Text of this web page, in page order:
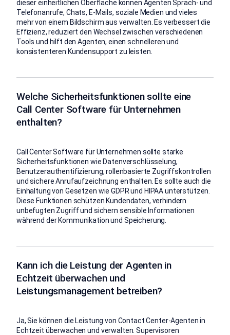
dieser einheitlichen Oberfläche können Agenten Sprach- und
Telefonanrufe, Chats, E-Mails, soziale Medien und vieles
mehr von einem Bildschirm aus verwalten. Es verbessert die
Effizienz, reduziert den Wechsel zwischen verschiedenen
Tools und hilft den Agenten, einen schnelleren und
konsistenteren Kundensupport zu leisten.
Welche Sicherheitsfunktionen sollte eine
Call Center Software für Unternehmen
enthalten?
Call Center Software für Unternehmen sollte starke
Sicherheitsfunktionen wie Datenverschlüsselung,
Benutzerauthentifizierung, rollenbasierte Zugriffskontrollen
und sichere Anrufaufzeichnung enthalten. Es sollte auch die
Einhaltung von Gesetzen wie GDPR und HIPAA unterstützen.
Diese Funktionen schützen Kundendaten, verhindern
unbefugten Zugriff und sichern sensible Informationen
während der Kommunikation und Speicherung.
Kann ich die Leistung der Agenten in
Echtzeit überwachen und
Leistungsmanagement betreiben?
Ja, Sie können die Leistung von Contact Center-Agenten in
Echtzeit überwachen und verwalten. Supervisoren